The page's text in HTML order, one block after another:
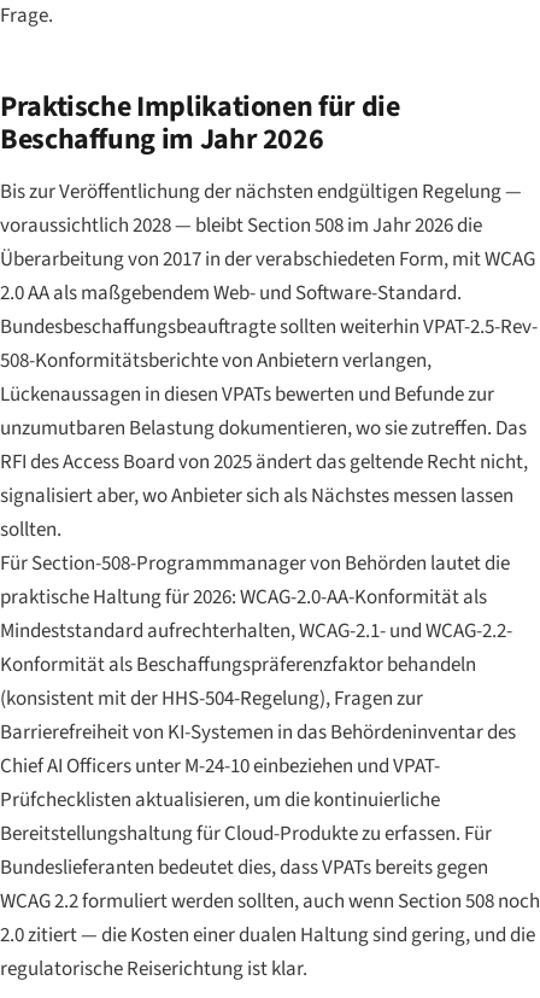
Frage.
Praktische Implikationen für die
Beschaffung im Jahr 2026
Bis zur Veröffentlichung der nächsten endgültigen Regelung —
voraussichtlich 2028 — bleibt Section 508 im Jahr 2026 die
Überarbeitung von 2017 in der verabschiedeten Form, mit WCAG
2.0 AA als maßgebendem Web- und Software-Standard.
Bundesbeschaffungsbeauftragte sollten weiterhin VPAT-2.5-Rev-
508-Konformitätsberichte von Anbietern verlangen,
Lückenaussagen in diesen VPATs bewerten und Befunde zur
unzumutbaren Belastung dokumentieren, wo sie zutreffen. Das
RFI des Access Board von 2025 ändert das geltende Recht nicht,
signalisiert aber, wo Anbieter sich als Nächstes messen lassen
sollten.
Für Section-508-Programmmanager von Behörden lautet die
praktische Haltung für 2026: WCAG-2.0-AA-Konformität als
Mindeststandard aufrechterhalten, WCAG-2.1- und WCAG-2.2-
Konformität als Beschaffungspräferenzfaktor behandeln
(konsistent mit der HHS-504-Regelung), Fragen zur
Barrierefreiheit von KI-Systemen in das Behördeninventar des
Chief AI Officers unter M-24-10 einbeziehen und VPAT-
Prüfchecklisten aktualisieren, um die kontinuierliche
Bereitstellungshaltung für Cloud-Produkte zu erfassen. Für
Bundeslieferanten bedeutet dies, dass VPATs bereits gegen
WCAG 2.2 formuliert werden sollten, auch wenn Section 508 noch
2.0 zitiert — die Kosten einer dualen Haltung sind gering, und die
regulatorische Reiserichtung ist klar.